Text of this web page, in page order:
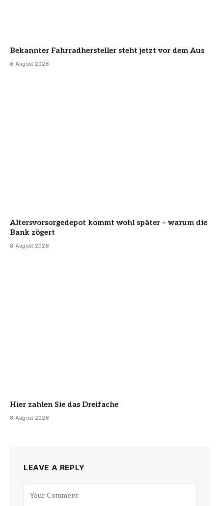
Bekannter Fahrradhersteller steht jetzt vor dem Aus
8 August 2026
Altersvorsorgedepot kommt wohl später – warum die
Bank zögert
8 August 2026
Hier zahlen Sie das Dreifache
8 August 2026
LEAVE A REPLY